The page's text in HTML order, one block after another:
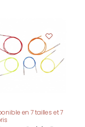
en 7 tailles et 7